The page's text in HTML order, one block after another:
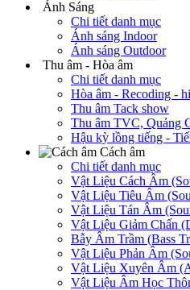
Chi tiết danh mục
Ánh sáng Indoor
Ánh sáng Outdoor
Chi tiết danh mục
Hòa âm - Recoding -
Thu âm Tack show
Thu âm TVC, Quảng
Hậu kỳ lồng tiếng -
Cách âm
Chi tiết danh mục
Vật Liệu Cách Âm
Vật Liệu Tiêu Âm
Vật Liệu Tán Âm
Vật Liệu Giảm Chấn
Bẫy Âm Trầm (Bass
Vật Liệu Phản Âm
Vật Liệu Xuyên Âm
Vật Liệu Âm Học